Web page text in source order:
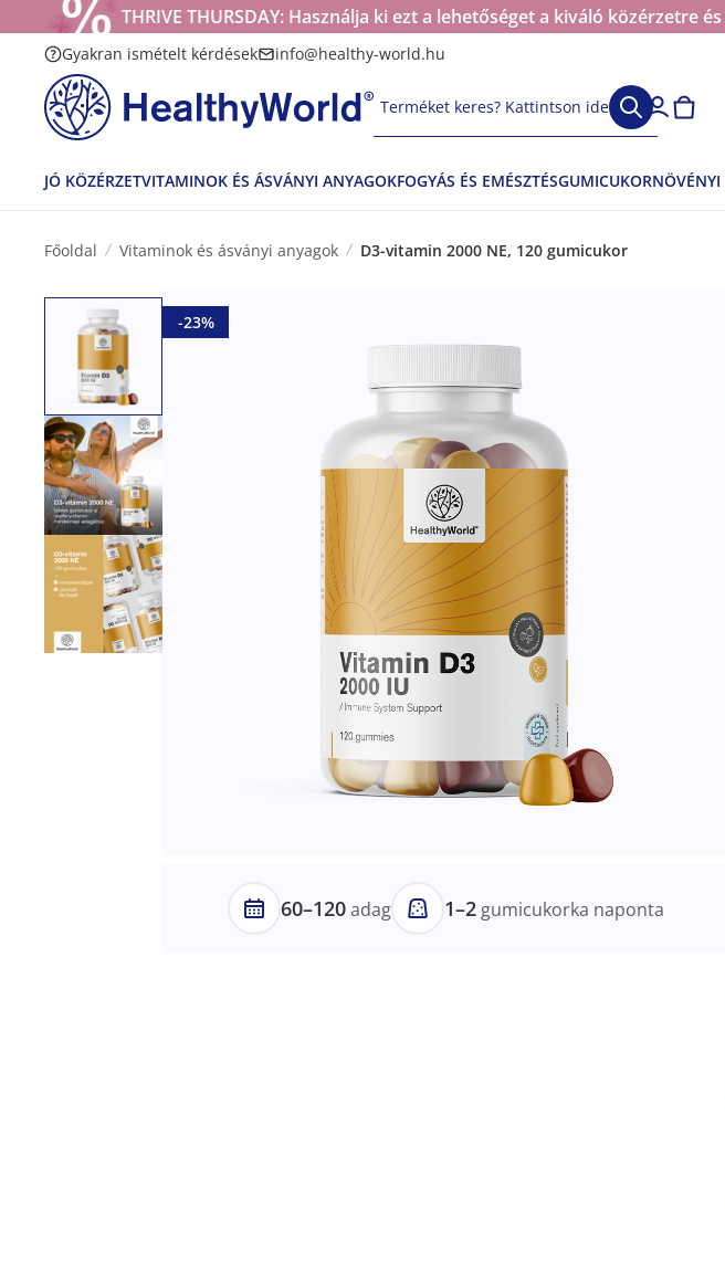
THRIVE THURSDAY: Használja ki ezt a lehetőséget a kiváló közérzetre
Gyakran ismételt kérdések info@healthy-world.hu
Terméket keres? Kattintson ide
JÓ KÖZÉRZETVITAMINOK ÉS ÁSVÁNYI ANYAGOKFOGYÁS ÉS EMÉSZTÉSGUMICUKORNÖVÉNYI
Főoldal Vitaminok és ásványi anyagok D3-vitamin 2000 NE, 120 gumicukor
-23%
60–120adag 1–2 gumicukorka naponta